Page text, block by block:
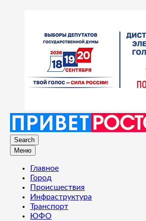
Search
Меню
Главное
Город
Происшествия
Инфраструктура
Транспорт
ЮФО